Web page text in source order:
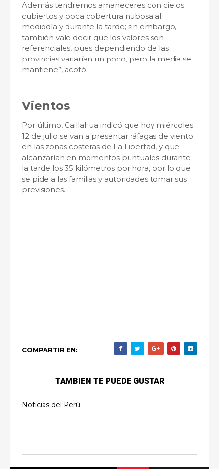
Además tendremos amaneceres con cielos
cubiertos y poca cobertura nubosa al
mediodía y durante la tarde; sin embargo,
también vale decir que los valores son
referenciales, pues dependiendo de las
provincias variarían un poco, pero la media se
mantiene”, acotó.
Vientos
Por último, Caillahua indicó que hoy miércoles
12 de julio se van a presentar ráfagas de viento
en las zonas costeras de La Libertad, y que
alcanzarían en momentos puntuales durante
la tarde los 35 kilómetros por hora, por lo que
se pide a las familias y autoridades tomar sus
previsiones.
COMPARTIR EN:
TAMBIEN TE PUEDE GUSTAR
Noticias del Perú